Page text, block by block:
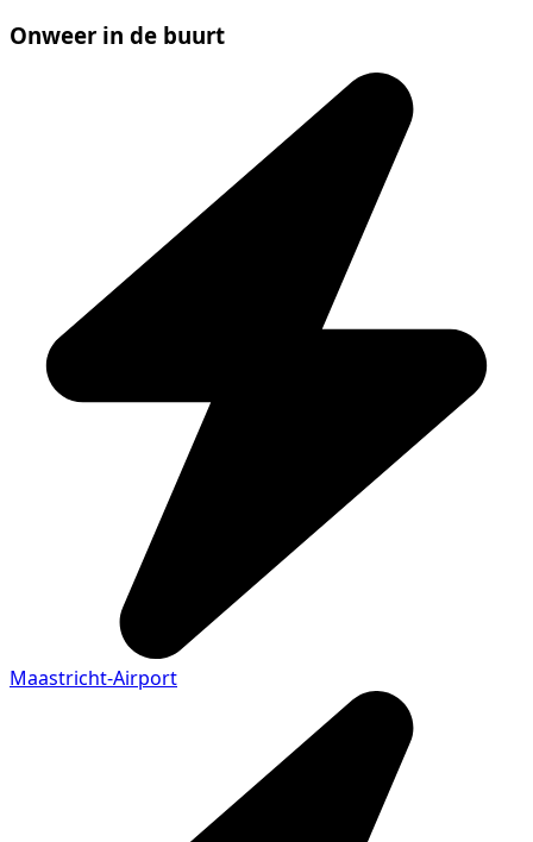
Onweer in de buurt
Maastricht-Airport